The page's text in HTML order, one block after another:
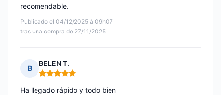
Publicado el 04/12/2025 à 09h07
tras una compra de 27/11/2025
recomendable.
B
BELEN T.
Nota: 5 de 5
Ha llegado rápido y todo bien